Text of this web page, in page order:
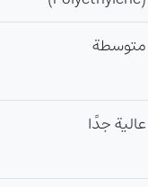
متوسطة
عالية جدًا